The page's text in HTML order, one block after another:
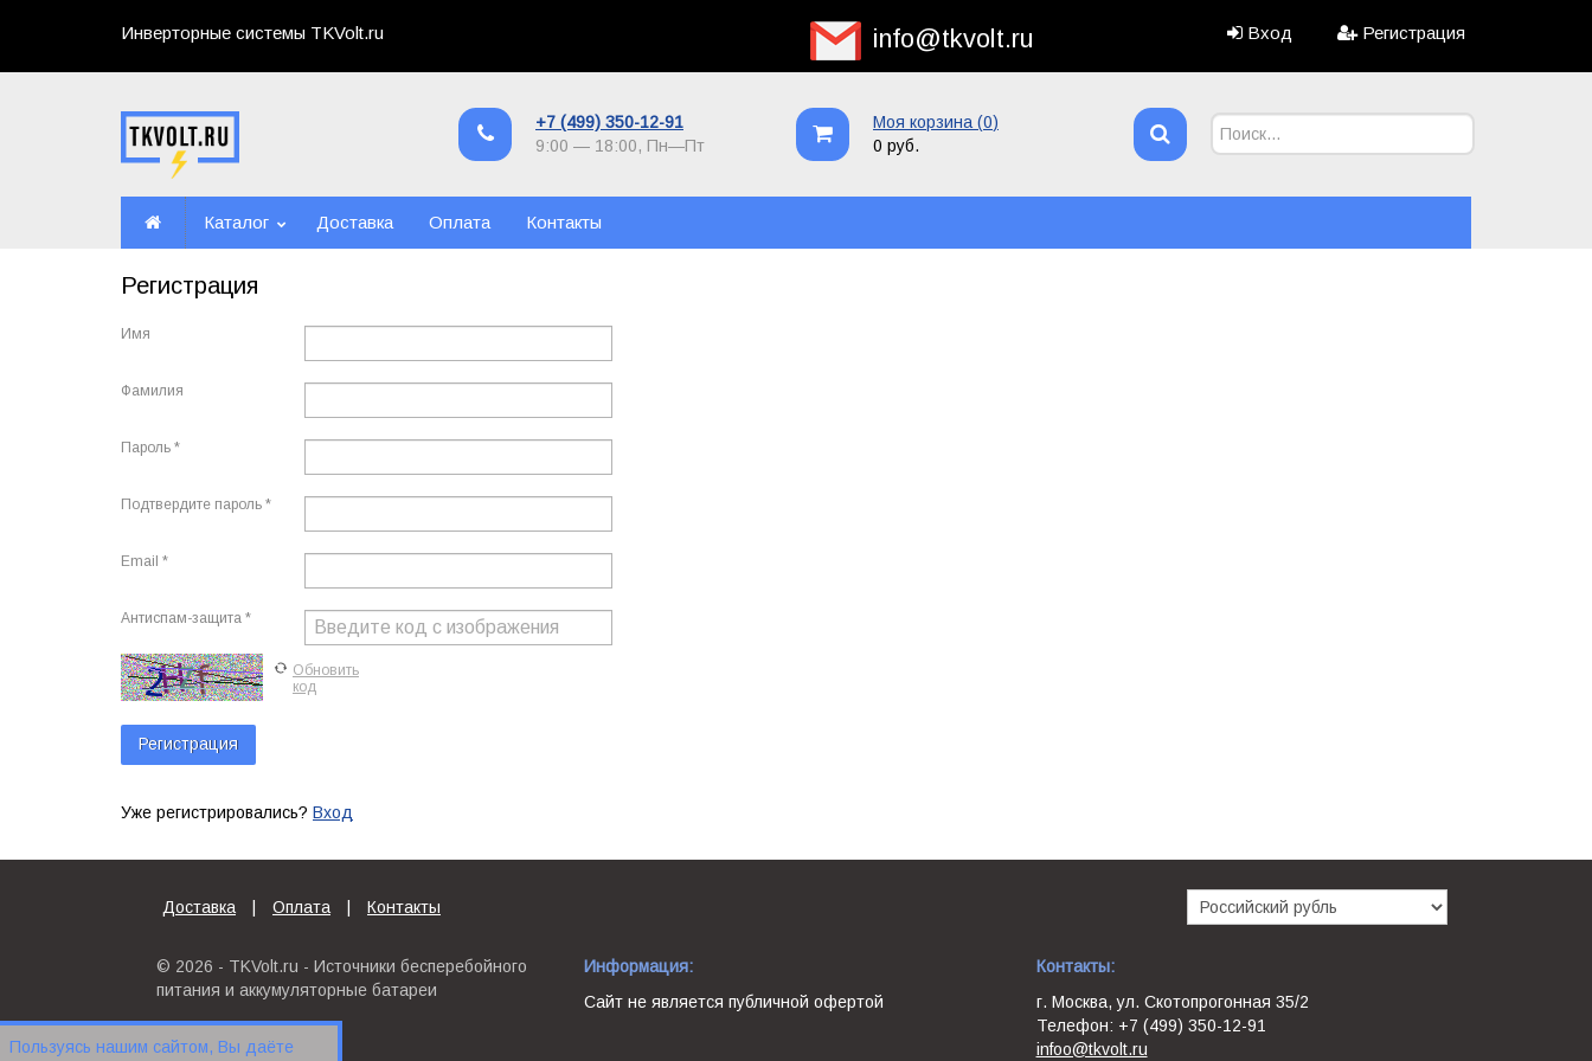
Инверторные системы TKVolt.ru info@tkvolt.ru Вход Регистрация
+7 (499) 350-12-91
9:00 — 18:00, Пн—Пт
Моя корзина (0)
0 руб.
Каталог Доставка Оплата Контакты
Регистрация
Имя
Фамилия
Пароль *
Подтвердите пароль *
Email *
Антиспам-защита *
Обновить
код
Уже регистрировались? Вход
Доставка Оплата Контакты
© 2026 - TKVolt.ru - Источники бесперебойного
питания и аккумуляторные батареи
Информация:
Сайт не является публичной офертой
Контакты:
г. Москва, ул. Скотопрогонная 35/2
Телефон: +7 (499) 350-12-91
infoo@tkvolt.ru
Пользуясь нашим сайтом, Вы даёте